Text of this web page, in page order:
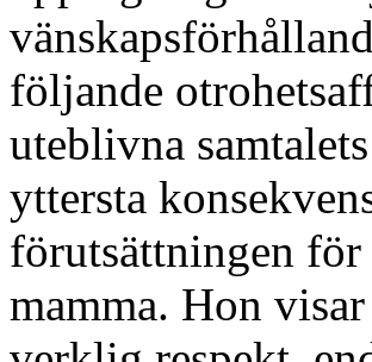
följande
uteblivna
yttersta
förutsättningen
mamma. Hon